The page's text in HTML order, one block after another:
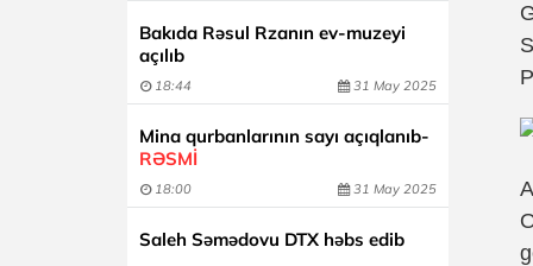
Bakıda Rəsul Rzanın ev-muzeyi
açılıb
18:44 31 May 2025
Mina qurbanlarının sayı açıqlanıb-
RƏSMİ
18:00 31 May 2025
Saleh Səmədovu DTX həbs edib